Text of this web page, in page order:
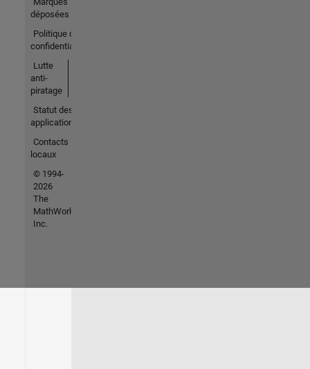
déposées
Politique de
confidentialité
Lutte
anti-
piratage
Statut des
applications
Contacts
locaux
© 1994-
2026
The
MathWorks,
Inc.